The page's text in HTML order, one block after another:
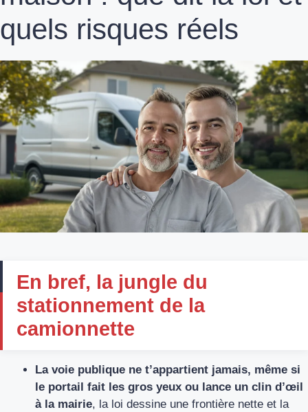
quels risques réels
En bref, la jungle du
stationnement de la
camionnette
La voie publique ne t’appartient jamais, même si
le portail fait les gros yeux ou lance un clin d’œil
à la mairie, la loi dessine une frontière nette et la